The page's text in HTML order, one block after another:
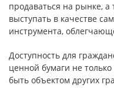
продаваться на рынке, а
выступать в качестве
инструмента,
Доступность для
ценной бумаги не
быть объектом других